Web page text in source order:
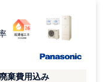
棄費用込み